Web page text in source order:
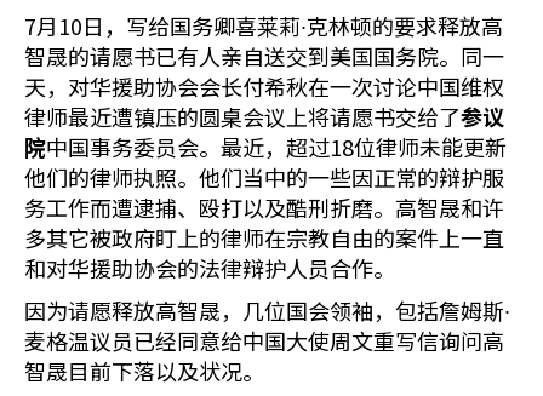
7月10日，写给国务卿喜莱莉∙克林顿的要求释放高
智晟的请愿书已有人亲自送交到美国国务院。同一
天，对华援助协会会长付希秋在一次讨论中国维权
律师最近遭镇压的圆桌会议上将请愿书交给了参议
院中国事务委员会。最近，超过18位律师未能更新
他们的律师执照。他们当中的一些因正常的辩护服
务工作而遭逮捕、殴打以及酷刑折磨。高智晟和许
多其它被政府盯上的律师在宗教自由的案件上一直
和对华援助协会的法律辩护人员合作。
因为请愿释放高智晟，几位国会领袖，包括詹姆斯∙
麦格温议员已经同意给中国大使周文重写信询问高
智晟目前下落以及状况。